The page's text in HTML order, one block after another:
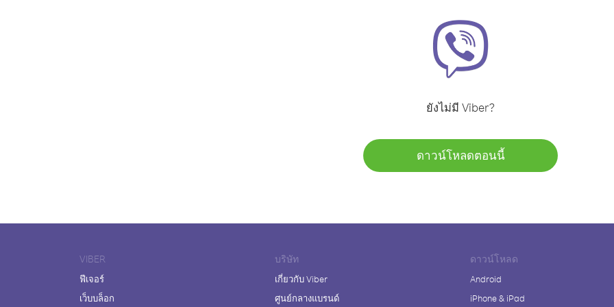
ยังไม่มี Viber?
ดาวน์โหลดตอนนี้
VIBER
ฟีเจอร์
เว็บบล็อก
บริษัท
เกี่ยวกับ Viber
ศูนย์กลางแบรนด์
ดาวน์โหลด
Android
iPhone & iPad